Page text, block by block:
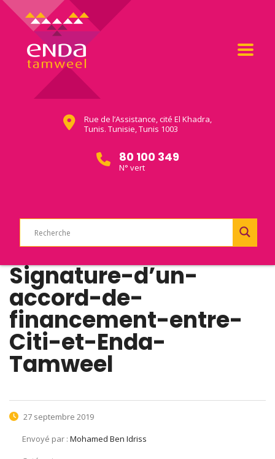
Rue de l’Assistance, cité El Khadra,
Tunis. Tunisie, Tunis 1003
80 100 349
N° vert
Signature-d’un-
accord-de-
financement-entre-
Citi-et-Enda-
Tamweel
27 septembre 2019
Envoyé par : Mohamed Ben Idriss